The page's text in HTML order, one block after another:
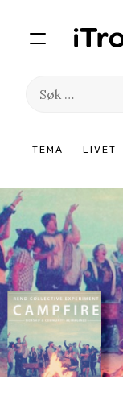
TEMA LIVET
Søk
innhold